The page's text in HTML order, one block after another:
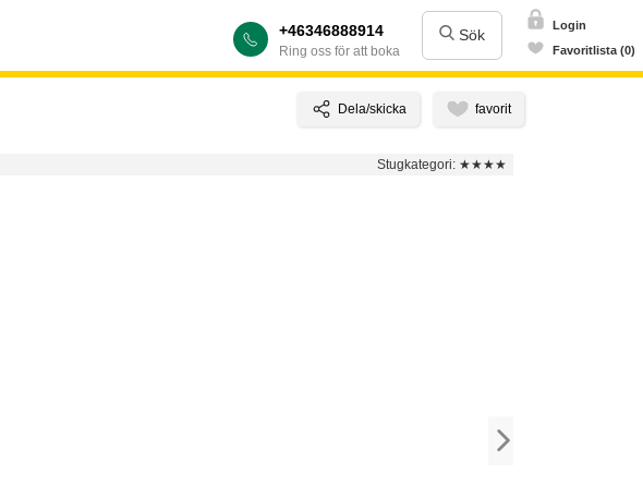
+46346888914
Ring oss för att boka
Sök
Login
Favoritlista (0)
Stugkategori: ★★★★